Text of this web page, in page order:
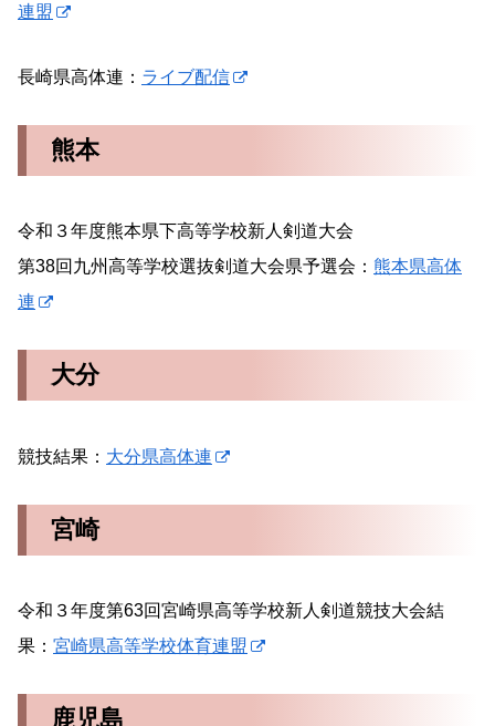
連盟
長崎県高体連： ライブ配信
熊本
令和３年度熊本県下高等学校新人剣道大会
第38回九州高等学校選抜剣道大会県予選会： 熊本県高体
連
大分
競技結果： 大分県高体連
宮崎
令和３年度第63回宮崎県高等学校新人剣道競技大会結
果： 宮崎県高等学校体育連盟
鹿児島